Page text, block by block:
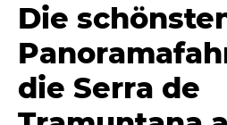
Die
die Serra de